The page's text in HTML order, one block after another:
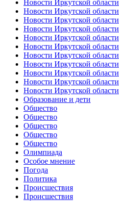
Новости Иркутской области
Новости Иркутской области
Новости Иркутской области
Новости Иркутской области
Новости Иркутской области
Новости Иркутской области
Новости Иркутской области
Новости Иркутской области
Новости Иркутской области
Новости Иркутской области
Новости Иркутской области
Образование и дети
Общество
Общество
Общество
Общество
Общество
Олимпиада
Особое мнение
Погода
Политика
Происшествия
Происшествия